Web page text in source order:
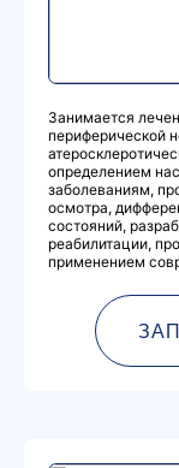
Занимается
периферической
определением
заболеваниям,
осмотра,
состояний,
реабилитации,
применением